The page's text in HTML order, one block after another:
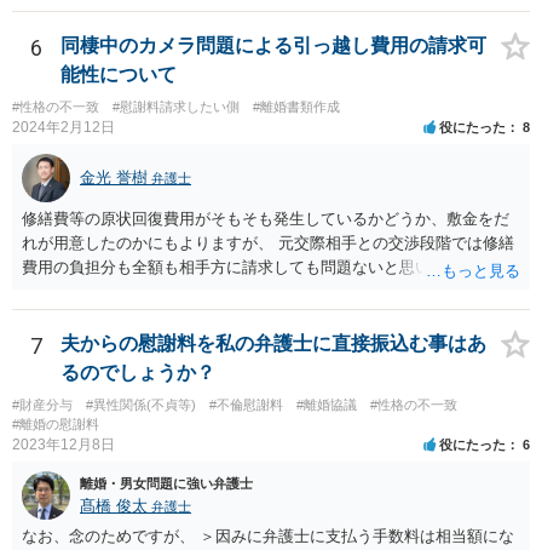
収入にもよりますが、弁護士費用を拠出することが困難でも法テラス
の利用等もございますので全体的な方針の相談をされることをおすす
めします。
6
同棲中のカメラ問題による引っ越し費用の請求可
能性について
#性格の不一致 #慰謝料請求したい側 #離婚書類作成
2024年2月12日 役にたった 8
金光 誉樹 弁護士
修繕費等の原状回復費用がそもそも発生しているかどうか、敷金をだ
れが用意したのかにもよりますが、 元交際相手との交渉段階では修繕
費用の負担分も全額も相手方に請求しても問題ないと思います。 少な
用は相手方がその危険を引き受けたと捉えることもできます。修繕費
用が争われる場合も、最低でも折半で対応するのが公平と考えます。
7
夫からの慰謝料を私の弁護士に直接振込む事はあ
るのでしょうか？
#財産分与 #異性関係(不貞等) #不倫慰謝料 #離婚協議
#性格の不一致
#離婚の慰謝料
2023年12月8日 役にたった 6
離婚・男女問題に強い弁護士
髙橋 俊太 弁護士
なお、念のためですが、 ＞因みに弁護士に支払う手数料は相当額にな